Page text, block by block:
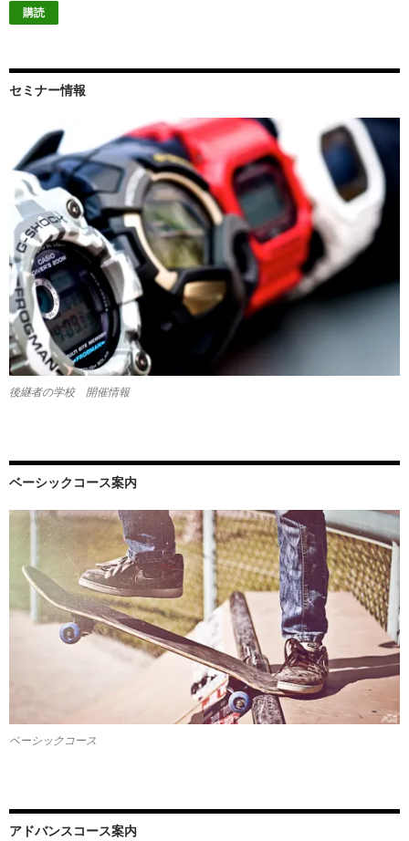
ル
ア
ス
セミナー情報
後継者の学校 開催情報
ベーシックコース案内
ベーシックコース
アドバンスコース案内